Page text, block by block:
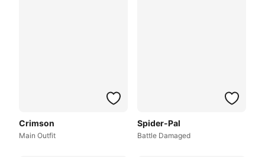
Crimson
Main Outfit
Spider-Pal
Battle Damaged